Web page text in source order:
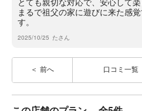
まるで祖父の家に遊びに来た感
す。
2025/10/25 たさん
前へ 口コミ一覧